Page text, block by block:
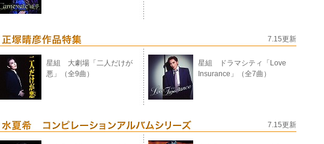
7.15更新
星組 大劇場「二人だけが
悪」（全9曲）
星組 ドラマシティ「Love
Insurance」（全7曲）
7.15更新